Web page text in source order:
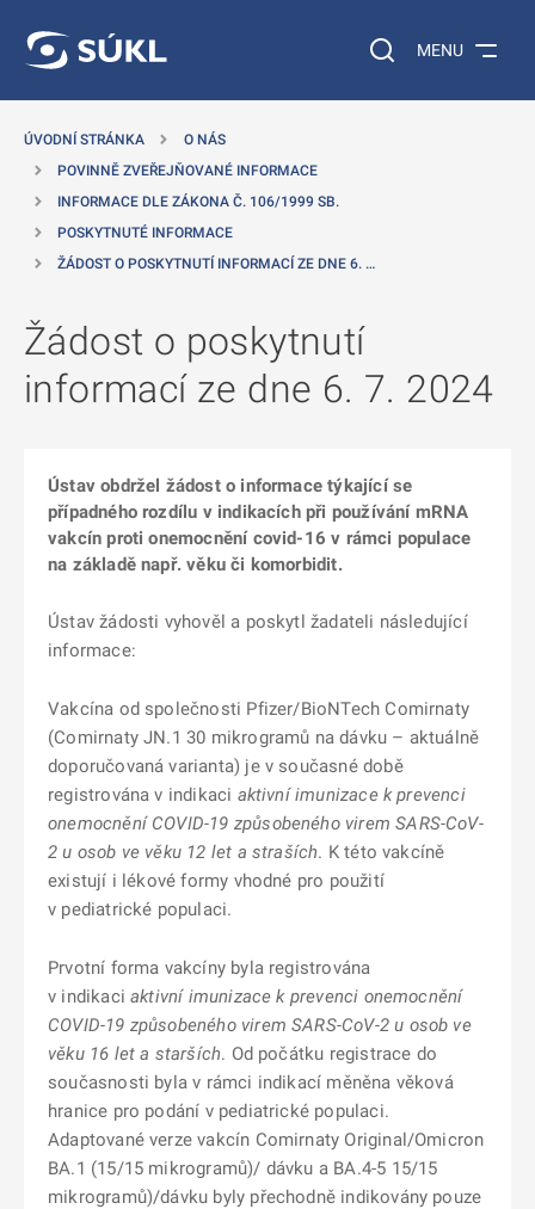
Vyhledávání na
MENU
ÚVODNÍ STRÁNKA
O NÁS
POVINNĚ ZVEŘEJŇOVANÉ INFORMACE
INFORMACE DLE ZÁKONA Č. 106/1999 SB.
POSKYTNUTÉ INFORMACE
ŽÁDOST O POSKYTNUTÍ INFORMACÍ ZE DNE 6. …
Žádost o poskytnutí
informací ze dne 6. 7. 2024
Ústav obdržel žádost o informace týkající se
případného rozdílu v indikacích při používání mRNA
vakcín proti onemocnění covid-16 v rámci populace
na základě např. věku či komorbidit.
Ústav žádosti vyhověl a poskytl žadateli následující
informace:
Vakcína od společnosti Pfizer/BioNTech Comirnaty
(Comirnaty JN.1 30 mikrogramů na dávku – aktuálně
doporučovaná varianta) je v současné době
registrována v indikaci aktivní imunizace k prevenci
onemocnění COVID-19 způsobeného virem SARS-CoV-
2 u osob ve věku 12 let a straších. K této vakcíně
existují i lékové formy vhodné pro použití
v pediatrické populaci.
Prvotní forma vakcíny byla registrována
v indikaciaktivní imunizace k prevenci onemocnění
COVID-19 způsobeného virem SARS-CoV-2 u osob ve
věku 16 let a starších. Od počátku registrace do
současnosti byla v rámci indikací měněna věková
hranice pro podání v pediatrické populaci.
Adaptované verze vakcín Comirnaty Original/Omicron
BA.1 (15/15 mikrogramů)/ dávku a BA.4-5 15/15
mikrogramů)/dávku byly přechodně indikovány pouze